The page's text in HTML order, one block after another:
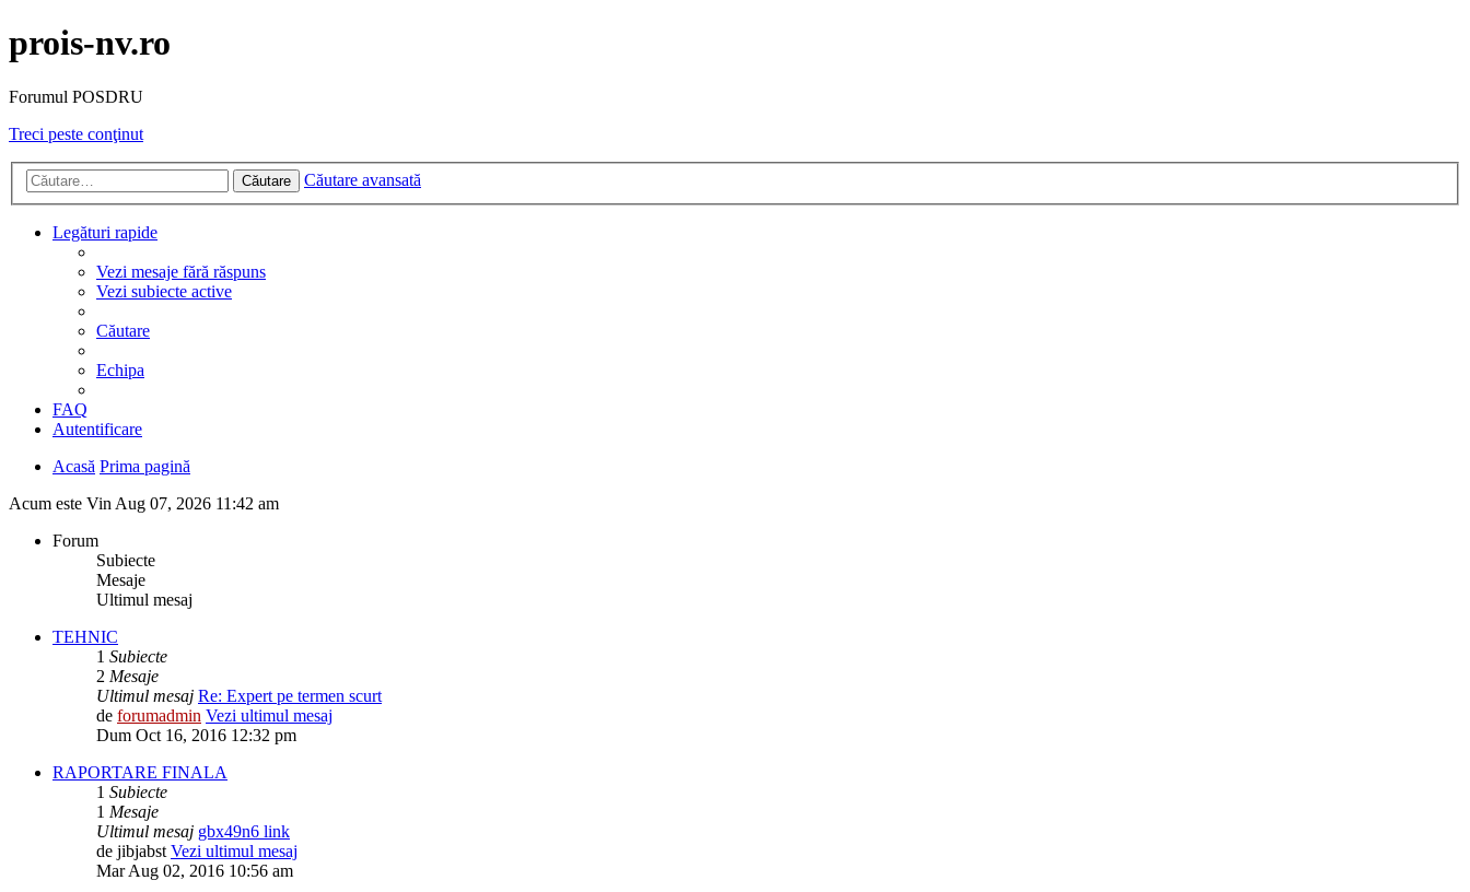
prois-nv.ro
Forumul POSDRU
Treci peste conţinut
Căutare Căutare avansată
Legături rapide
Vezi mesaje fără răspuns
Vezi subiecte active
Căutare
Echipa
FAQ
Autentificare
Acasă Prima pagină
Acum este Vin Aug 07, 2026 11:42 am
Forum
Subiecte
Mesaje
Ultimul mesaj
TEHNIC
1 Subiecte
2 Mesaje
Ultimul mesaj Re: Expert pe termen scurt
de forumadmin Vezi ultimul mesaj
Dum Oct 16, 2016 12:32 pm
RAPORTARE FINALA
1 Subiecte
1 Mesaje
Ultimul mesaj gbx49n6 link
de jibjabst Vezi ultimul mesaj
Mar Aug 02, 2016 10:56 am